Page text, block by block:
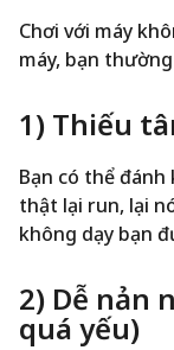
Chơi với máy
máy, bạn
1) Thiếu
Bạn có thể
thật lại run, lại
không dạy bạn
2) Dễ nản
quá yếu)